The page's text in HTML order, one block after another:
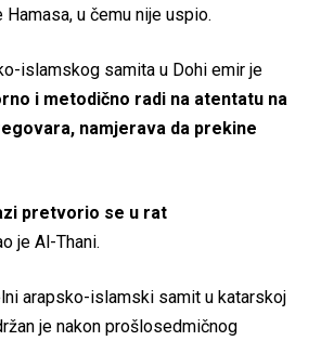
u čemu nije uspio.
islamskog samita u Dohi emir je
i metodično radi na atentatu na
namjerava da prekine
pretvorio se u rat
je Al-Thani.
arapsko-islamski samit u katarskoj
je nakon prošlosedmičnog